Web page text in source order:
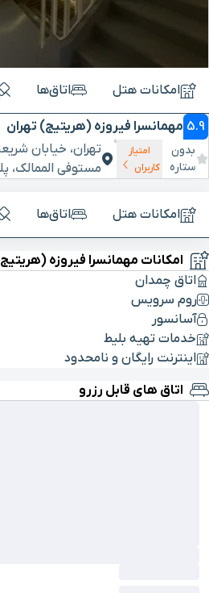
امکانات هتل اتاق‌ها
5.9 مهمانسرا فیروزه (هریتیج) تهران
بدون
ستاره
امتیاز
کاربران
تهران، خیابان
مستوفی الممالک،
امکانات هتل اتاق‌ها
امکانات مهمانسرا فیروزه
اتاق چمدان
روم سرویس
آسانسور
خدمات تهیه بلیط
اینترنت رایگان و نامحدود
اتاق های قابل رزرو